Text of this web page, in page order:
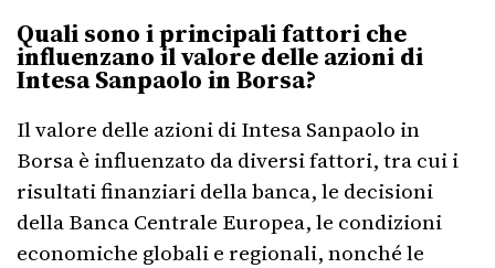
Quali sono i principali fattori che
influenzano il valore delle azioni di
Intesa Sanpaolo in Borsa?
Il valore delle azioni di Intesa Sanpaolo in
Borsa è influenzato da diversi fattori, tra cui i
risultati finanziari della banca, le decisioni
della Banca Centrale Europea, le condizioni
economiche globali e regionali, nonché le